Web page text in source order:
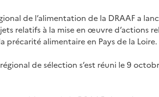
de l’alimentation de la DRAAF a
relatifs à la mise en œuvre d’actions
alimentaire en Pays de la Loire.
de sélection s’est réuni le 9